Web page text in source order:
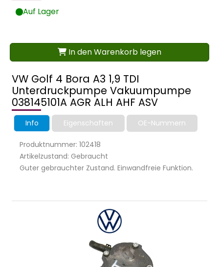
VW Golf 4 Bora A3 1,9 TDI
Unterdruckpumpe Vakuumpumpe
038145101A AGR ALH AHF ASV
Info Eigenschaften OE-Nummern
Produktnummer: 102418
Artikelzustand: Gebraucht
Guter gebrauchter Zustand. Einwandfreie Funktion.
Auf Lager
In den Warenkorb legen